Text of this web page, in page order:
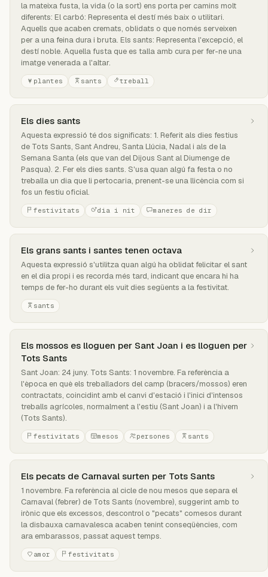
la mateixa fusta, la vida (o la sort) ens porta per camins molt
diferents: El carbó: Representa el destí més baix o utilitari.
Aquells que acaben cremats, oblidats o que només serveixen
per a una feina dura i bruta. Els sants: Representa l'excepció, el
destí noble. Aquella fusta que es talla amb cura per fer-ne una
imatge venerada a l'altar.
plantes sants treball
Els dies sants
Aquesta expressió té dos significats: 1. Referit als dies festius
de Tots Sants, Sant Andreu, Santa Llúcia, Nadal i als de la
Semana Santa (els que van del Dijous Sant al Diumenge de
Pasqua). 2. Fer els dies sants. S'usa quan algú fa festa o no
treballa un dia que li pertocaria, prenent-se una llicència com si
fos un festiu oficial.
festivitats dia i nit maneres de dir
Els grans sants i santes tenen octava
Aquesta expressió s'utilitza quan algú ha oblidat felicitar el sant
en el dia propi i es recorda més tard, indicant que encara hi ha
temps de fer-ho durant els vuit dies següents a la festivitat.
sants
Els mossos es lloguen per Sant Joan i es lloguen per
Tots Sants
Sant Joan: 24 juny. Tots Sants: 1 novembre. Fa referència a
l'època en què els treballadors del camp (bracers/mossos) eren
contractats, coincidint amb el canvi d'estació i l'inici d'intensos
treballs agrícoles, normalment a l'estiu (Sant Joan) i a l'hivern
(Tots Sants).
festivitats mesos persones sants
Els pecats de Carnaval surten per Tots Sants
1 novembre. Fa referència al cicle de nou mesos que separa el
Carnaval (febrer) de Tots Sants (novembre), suggerint amb to
irònic que els excessos, descontrol o "pecats" comesos durant
la disbauxa carnavalesca acaben tenint conseqüències, com
ara embarassos, passat aquest temps.
amor festivitats